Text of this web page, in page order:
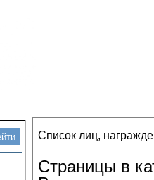
Список лиц,
Страницы в